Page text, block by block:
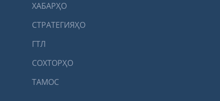
ХАБАРҲО
СТРАТЕГИЯҲО
ГТЛ
СОХТОРҲО
ТАМОС